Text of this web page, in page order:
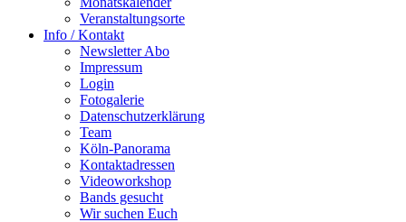
Veranstaltungsorte
Info / Kontakt
Newsletter Abo
Impressum
Login
Fotogalerie
Datenschutzerklärung
Team
Köln-Panorama
Kontaktadressen
Videoworkshop
Bands gesucht
Wir suchen Euch